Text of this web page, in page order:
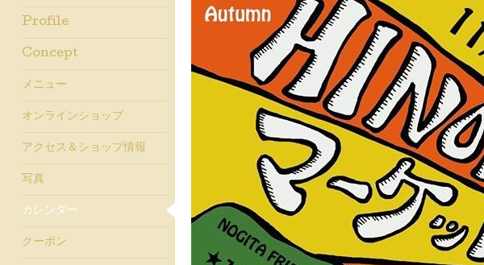
Profile
Concept
メニュー
オンラインショップ
アクセス＆ショップ情報
写真
カレンダー
クーポン